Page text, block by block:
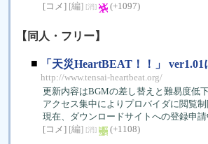
[コメ] [編] [消] (+1097)
【同人・フリー】
■ 「天災HeartBEAT！！」 ver1.01
http://www.tensai-heartbeat.org/
更新内容はBGMの差し替えと難易度低
アクセス集中によりプロバイダに閲覧
現在、ダウンロードサイトへの登録申請
[コメ] [編] [消] (+1108)